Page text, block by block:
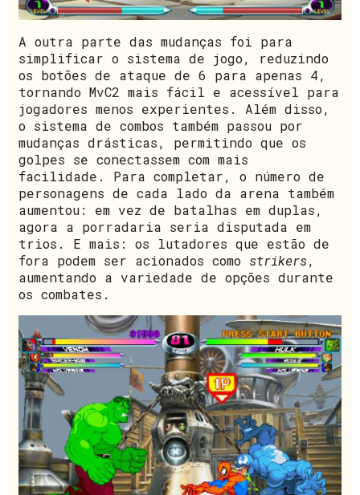
A outra parte das mudanças foi para
simplificar o sistema de jogo, reduzindo
os botões de ataque de 6 para apenas 4,
tornando MvC2 mais fácil e acessível para
jogadores menos experientes. Além disso,
o sistema de combos também passou por
mudanças drásticas, permitindo que os
golpes se conectassem com mais
facilidade. Para completar, o número de
personagens de cada lado da arena também
aumentou: em vez de batalhas em duplas,
agora a porradaria seria disputada em
trios. E mais: os lutadores que estão de
fora podem ser acionados como strikers,
aumentando a variedade de opções durante
os combates.